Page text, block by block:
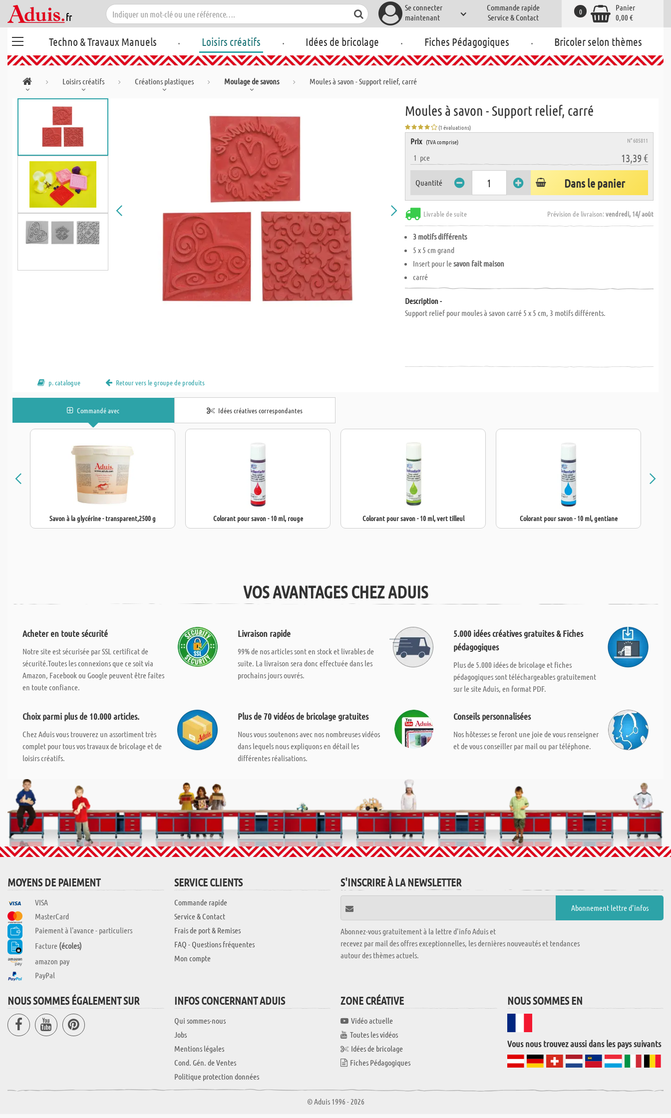
Se connecter
maintenant
Commande rapide
Service & Contact
Panier
0,00 €
0
Techno & Travaux Manuels . Loisirs créatifs . Idées de bricolage . Fiches Pédagogiques . Bricoler selon thèmes
Loisirs créatifs Créations plastiques Moulage de savons Moules à savon - Support relief, carré
Moules à savon - Support relief, carré
(1 évaluations)
Prix (TVA comprise) N° 605811
1 pce 13,39 €
Quantité Dans le panier
Livrable de suite Prévision de livraison:vendredi, 14/ août
3 motifs différents
5 x 5 cm grand
Insert pour lesavon fait maison
carré
Description -
Support relief pour moules à savon carré 5 x 5 cm, 3 motifs différents.
p. catalogue Retour vers le groupe de produits
Commandé avec Idées créatives correspondantes
Savon à la glycérine - transparent,2500 g Colorant pour savon - 10 ml, rouge Colorant pour savon - 10 ml, vert tilleul Colorant pour savon - 10 ml, gentiane
VOS AVANTAGES CHEZ ADUIS
Acheter en toute sécurité
Notre site est sécurisée par SSL certificat de
sécurité.Toutes les connexions que ce soit via
Amazon, Facebook ou Google peuvent être faites
en toute confiance.
Livraison rapide
99% de nos articles sont en stock et livrables de
suite. La livraison sera donc effectuée dans les
prochains jours ouvrés.
5.000 idées créatives gratuites & Fiches
pédagogiques
Plus de 5.000 idées de bricolage et fiches
pédagogiques sont téléchargeables gratuitement
sur le site Aduis, en format PDF.
Choix parmi plus de 10.000 articles.
Chez Aduis vous trouverez un assortiment très
complet pour tous vos travaux de bricolage et de
loisirs créatifs.
Plus de 70 vidéos de bricolage gratuites
Nous vous soutenons avec nos nombreuses vidéos
dans lequels nous expliquons en détail les
différentes réalisations.
Conseils personnalisées
Nos hôtesses se feront une joie de vous renseigner
et de vous conseiller par mail ou par téléphone.
MOYENS DE PAIEMENT
VISA
MasterCard
Paiement à l'avance - particuliers
Facture (écoles)
amazon pay
PayPal
SERVICE CLIENTS
Commande rapide
Service & Contact
Frais de port & Remises
FAQ - Questions fréquentes
Mon compte
S'INSCRIRE À LA NEWSLETTER
Abonnez-vous gratuitement à la lettre d'info Aduis et
recevez par mail des offres exceptionnelles, les dernières nouveautés et tendances
autour des thèmes actuels.
NOUS SOMMES ÉGALEMENT SUR INFOS CONCERNANT ADUIS
Qui sommes-nous
Jobs
Mentions légales
Cond. Gén. de Ventes
Politique protection données
ZONE CRÉATIVE
Vidéo actuelle
Toutes les vidéos
Idées de bricolage
Fiches Pédagogiques
NOUS SOMMES EN
Vous nous trouvez aussi dans les pays suivants
© Aduis 1996 - 2026